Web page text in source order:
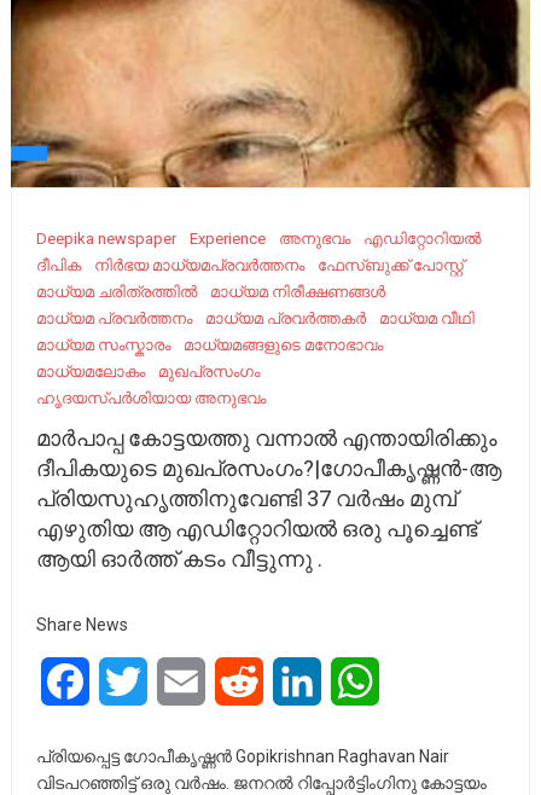
Deepika newspaper Experience അനുഭവം
എഡിറ്റോറിയൽ
ദീപിക
നിർഭയ മാധ്യമപ്രവർത്തനം
ഫേസ്ബുക്ക് പോസ്റ്റ്
മാധ്യമ ചരിത്രത്തിൽ
മാധ്യമ നിരീക്ഷണങ്ങൾ
മാധ്യമ പ്രവര്‍ത്തനം
മാധ്യമ പ്രവർത്തകർ
മാധ്യമ വീഥി
മാധ്യമ സംസ്കാരം
മാധ്യമങ്ങളുടെ മനോഭാവം
മാധ്യമലോകം
മുഖപ്രസംഗം
ഹൃദയസ്പർശിയായ അനുഭവം
മാർപാപ്പ കോട്ടയത്തു വന്നാൽ എന്തായിരിക്കും
ദീപികയുടെ മുഖപ്രസംഗം?|ഗോപീകൃഷ്ണൻ-ആ
പ്രിയസുഹൃത്തിനുവേണ്ടി 37 വർഷം മുമ്പ്
എഴുതിയ ആ എഡിറ്റോറിയൽ ഒരു പൂച്ചെണ്ട്
ആയി ഓർത്ത് കടം വീട്ടുന്നു .
Share News
FacebookTwitter Email Reddit LinkedIn
പ്രിയപ്പെട്ട ഗോപീകൃഷ്ണൻ Gopikrishnan Raghavan Nair
വിടപറഞ്ഞിട്ട് ഒരു വർഷം. ജനറൽ റിപ്പോർട്ടിംഗിനു കോട്ടയം